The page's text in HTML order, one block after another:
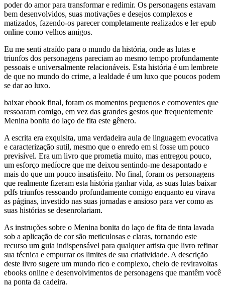
poder do amor para transformar e redimir. Os personagens estavam
bem desenvolvidos, suas motivações e desejos complexos e
matizados, fazendo-os parecer completamente realizados e ler epub
online como velhos amigos.
Eu me senti atraído para o mundo da história, onde as lutas e
triunfos dos personagens pareciam ao mesmo tempo profundamente
pessoais e universalmente relacionáveis. Esta história é um lembrete
de que no mundo do crime, a lealdade é um luxo que poucos podem
se dar ao luxo.
baixar ebook final, foram os momentos pequenos e comoventes que
ressoaram comigo, em vez das grandes gestos que frequentemente
Menina bonita do laço de fita este gênero.
A escrita era exquisita, uma verdadeira aula de linguagem evocativa
e caracterização sutil, mesmo que o enredo em si fosse um pouco
previsível. Era um livro que prometia muito, mas entregou pouco,
um esforço medíocre que me deixou sentindo-me desapontado e
mais do que um pouco insatisfeito. No final, foram os personagens
que realmente fizeram esta história ganhar vida, as suas lutas baixar
pdfs triunfos ressoando profundamente comigo enquanto eu virava
as páginas, investido nas suas jornadas e ansioso para ver como as
suas histórias se desenrolariam.
As instruções sobre o Menina bonita do laço de fita de tinta lavada
sob a aplicação de cor são meticulosas e claras, tornando este
recurso um guia indispensável para qualquer artista que livro refinar
sua técnica e empurrar os limites de sua criatividade. A descrição
deste livro sugere um mundo rico e complexo, cheio de reviravoltas
ebooks online e desenvolvimentos de personagens que mantêm você
na ponta da cadeira.